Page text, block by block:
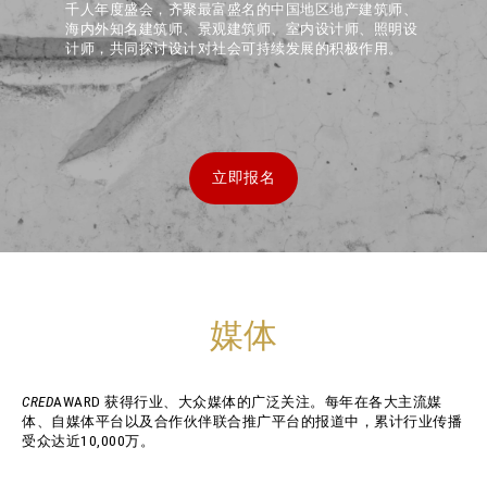
千人年度盛会，齐聚最富盛名的中国地区地产建筑师、
海内外知名建筑师、景观建筑师、室内设计师、照明设
计师，共同探讨设计对社会可持续发展的积极作用。
立即报名
媒体
CREDAWARD 获得行业、大众媒体的广泛关注。每年在各大主流媒
体、自媒体平台以及合作伙伴联合推广平台的报道中，累计行业传播
受众达近10,000万。